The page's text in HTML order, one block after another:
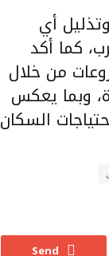
أي
كما أكد
من خلال
وبما يعكس
السكان
Send